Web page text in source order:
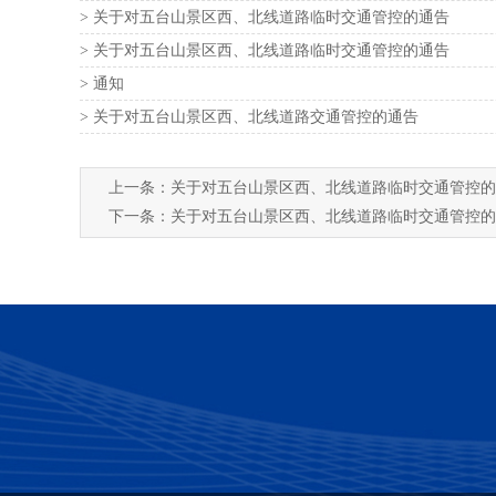
> 关于对五台山景区西、北线道路临时交通管控的通告 ​​​
> 关于对五台山景区西、北线道路临时交通管控的通告 ​​​
> 通知
> 关于对五台山景区西、北线道路交通管控的通告 ​​​
上一条： 关于对五台山景区西、北线道路临时交通管控
下一条： 关于对五台山景区西、北线道路临时交通管控